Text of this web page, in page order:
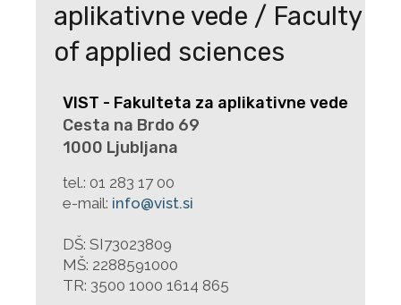
aplikativne vede / Faculty
of applied sciences
VIST - Fakulteta za aplikativne vede
Cesta na Brdo 69
1000 Ljubljana
tel.: 01 283 17 00
e-mail: info@vist.si
DŠ: SI73023809
MŠ: 2288591000
TR: 3500 1000 1614 865